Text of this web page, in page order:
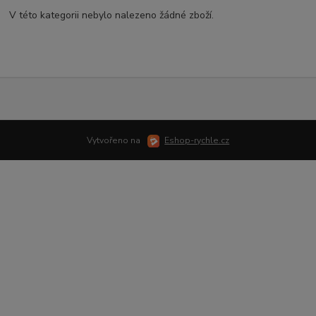
V této kategorii nebylo nalezeno žádné zboží.
Vytvořeno na Eshop-rychle.cz